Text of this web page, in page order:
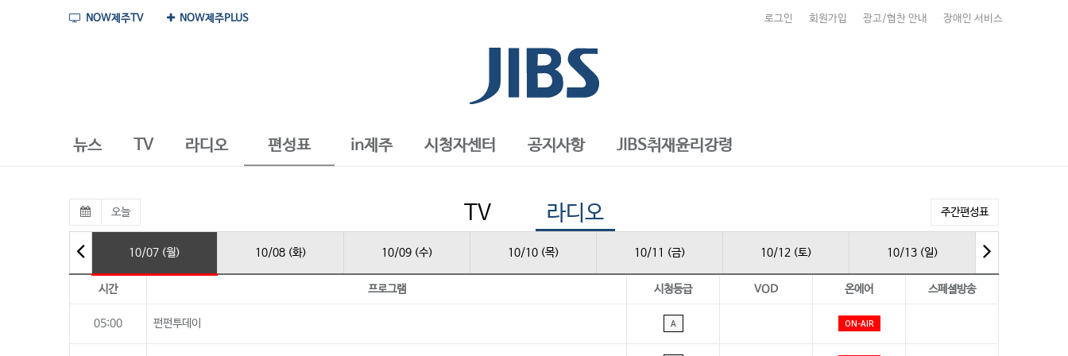
NOW제주PLUS
NOW제주TV 장애인 서비스
광고/협찬 안내
회원가입
로그인
뉴스 TV 라디오 편성표 in제주 시청자센터 공지사항 JIBS취재윤리강령
오늘 TV 라디오 주간편성표
10/07 (월) 10/08 (화) 10/09 (수) 10/10 (목) 10/11 (금) 10/12 (토) 10/13 (일)
시간 프로그램 시청등급 VOD 온에어 스페셜방송
05:00 펀펀투데이 A ON-AIR